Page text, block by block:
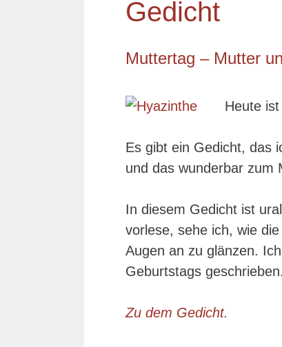
Gedicht
Muttertag – Mutter
Heute
Es gibt ein Gedicht, das
und das wunderbar zum
In diesem Gedicht ist
vorlese, sehe ich, wie
Augen an zu glänzen.
Geburtstags geschrieben.
Zu dem Gedicht.